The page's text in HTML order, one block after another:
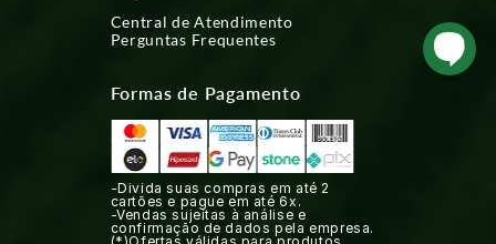
Central de Atendimento
Perguntas Frequentes
Formas de Pagamento
-Divida suas compras em até 2
cartões e pague em até 6x.
-Vendas sujeitas à análise e
confirmação de dados pela empresa.